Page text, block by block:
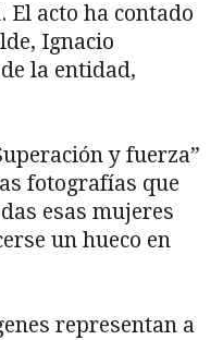
El acto ha contado
Ignacio
la entidad,
y fuerza”
fotografías que
esas mujeres
un hueco en
representan a